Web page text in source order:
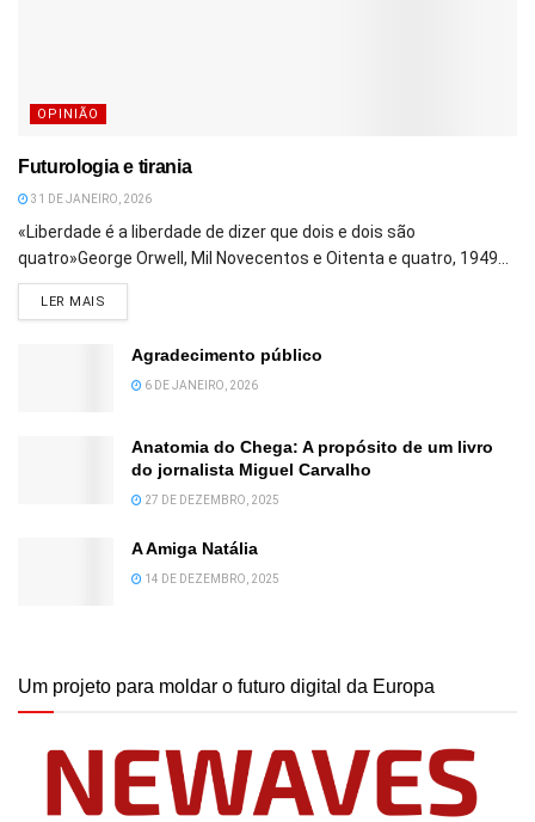
OPINIÃO
Futurologia e tirania
31 DE JANEIRO, 2026
«Liberdade é a liberdade de dizer que dois e dois são
quatro»George Orwell, Mil Novecentos e Oitenta e quatro, 1949...
LER MAIS
Agradecimento público
6 DE JANEIRO, 2026
Anatomia do Chega: A propósito de um livro
do jornalista Miguel Carvalho
27 DE DEZEMBRO, 2025
A Amiga Natália
14 DE DEZEMBRO, 2025
Um projeto para moldar o futuro digital da Europa